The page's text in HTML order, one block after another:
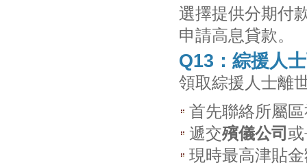
選擇提供分期付
申請高息貸款。
Q13：綜援人
領取綜援人士離
首先聯絡所屬
遞交殯儀公司
現時最高津貼